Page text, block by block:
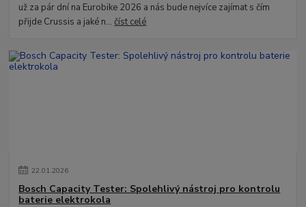
už za pár dní na Eurobike 2026 a nás bude nejvíce zajímat s čím
přijde Crussis a jaké n...číst celé
22.01.2026
Bosch Capacity Tester: Spolehlivý nástroj pro kontrolu
baterie elektrokola